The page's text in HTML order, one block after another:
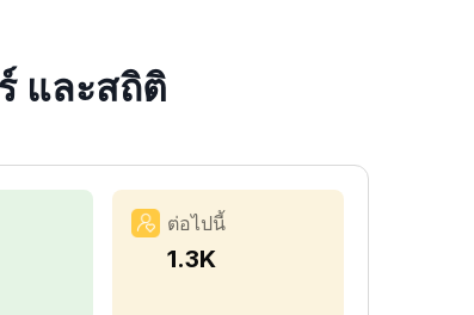
และสถิติ
ต่อไปนี้
1.3K